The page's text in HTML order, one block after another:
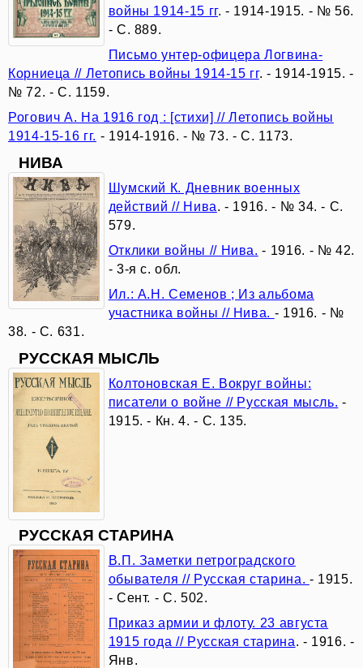
Зеленый
мир:
международные
экологические
организации
Мастер
красочных
эмоций
История
денег
России
П.
Чехов
в
воспоминаниях
современников
войны 1914-15 гг. - 1914-1915. - № 56.
- С. 889.
Письмо унтер-офицера Логвина-
Корниеца // Летопись войны 1914-15 гг. - 1914-1915. -
№ 72. - С. 1159.
Рогович А. На 1916 год : [стихи] // Летопись войны
1914-15-16 гг. - 1914-1916. - № 73. - С. 1173.
НИВА
Шумский К. Дневник военных
действий // Нива. - 1916. - № 34. - С.
579.
Отклики войны // Нива. - 1916. - № 42.
- 3-я с. обл.
Ил.: А.Н. Семенов ; Из альбома
участника войны // Нива. - 1916. - №
38. - С. 631.
РУССКАЯ МЫСЛЬ
Колтоновская Е. Вокруг войны:
писатели о войне // Русская мысль. -
1915. - Кн. 4. - С. 135.
РУССКАЯ СТАРИНА
В.П. Заметки петроградского
обывателя // Русская старина. - 1915.
- Сент. - С. 502.
Приказ армии и флоту. 23 августа
1915 года // Русская старина. - 1916. -
Янв.